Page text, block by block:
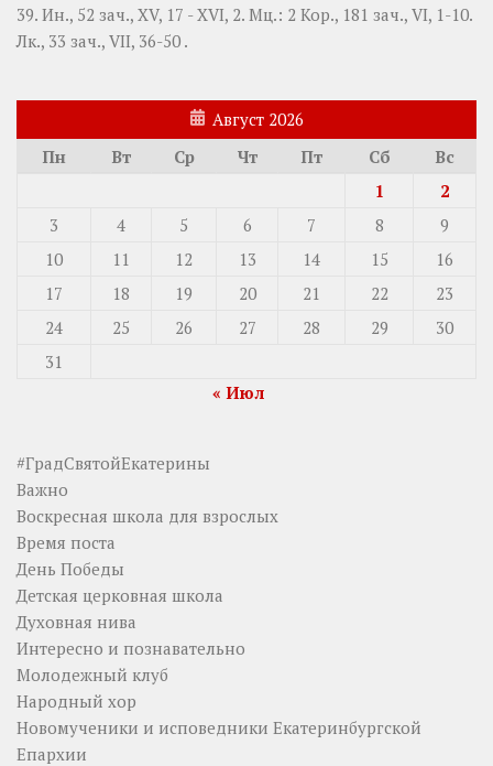
39. Ин., 52 зач., XV, 17 - XVI, 2. Мц.: 2 Кор., 181 зач., VI, 1-10.
Лк., 33 зач., VII, 36-50 .
Август 2026
Пн
Вт Ср Чт Пт Сб
Вс
1
2
3
4 5 6 7 8
9
10
11 12 13 14 15
16
17
18 19 20 21 22
23
24
25 26 27 28 29
30
31
« Июл
#ГрадСвятойЕкатерины
Важно
Воскресная школа для взрослых
Время поста
День Победы
Детская церковная школа
Духовная нива
Интересно и познавательно
Молодежный клуб
Народный хор
Новомученики и исповедники Екатеринбургской
Епархии